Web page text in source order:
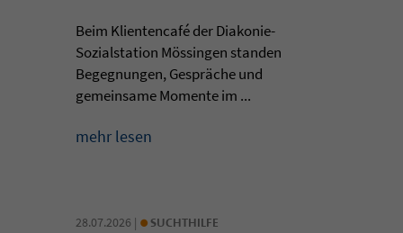
Beim Klientencafé der Diakonie-
Sozialstation Mössingen standen
Begegnungen, Gespräche und
gemeinsame Momente im ...
mehr lesen
28.07.2026 | • SUCHTHILFE